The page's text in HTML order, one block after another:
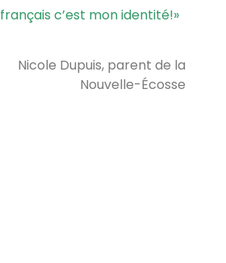
c’est mon identité!»
parent de la
Nouvelle-Écosse